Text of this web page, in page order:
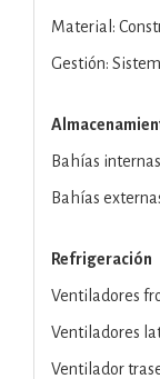
Material:
Gestión:
Bahías
Bahías
Refrigeración
Ventiladores
Ventiladores
Ventilador